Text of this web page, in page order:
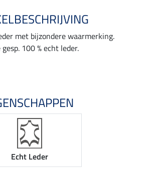
met bijzondere waarmerking.
100 % echt leder.
Echt Leder